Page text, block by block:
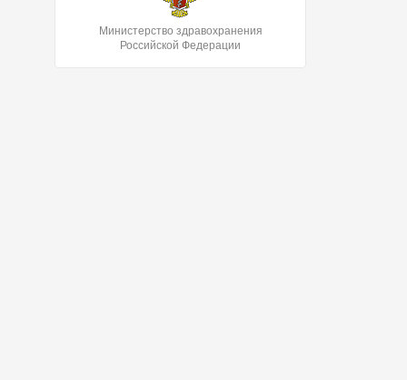
Министерство здравохранения
Российской Федерации